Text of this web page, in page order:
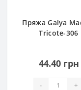
Пряжа Galya
Tricote-306
44.40 грн
- +